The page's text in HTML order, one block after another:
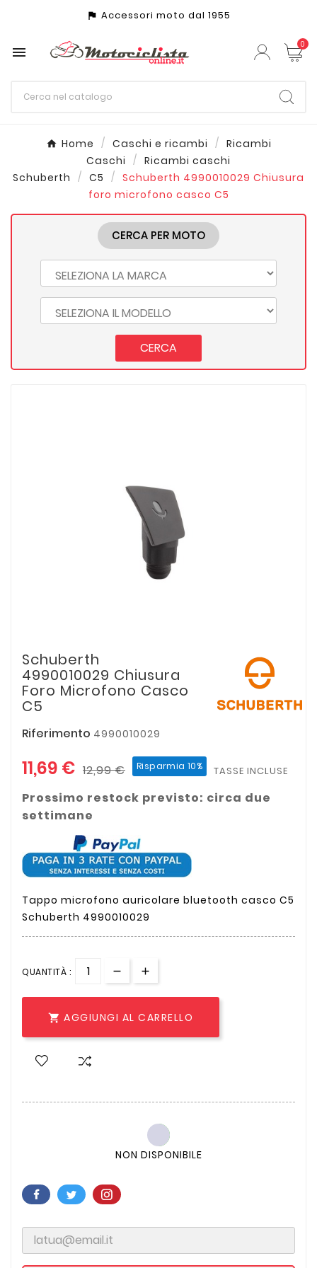
assistant_photo Accessori moto dal 1955
 0
Home Caschi e ricambi
Ricambi
Caschi
Ricambi caschi
Schuberth
C5
Schuberth 4990010029 Chiusura
foro microfono casco C5
CERCA PER MOTO
CERCA
Schuberth
4990010029 Chiusura
Foro Microfono Casco
C5
Riferimento 4990010029
11,69 € 12,99 € Risparmia 10% TASSE INCLUSE
Prossimo restock previsto: circa due
settimane
Tappo microfono auricolare bluetooth casco C5
Schuberth 4990010029
QUANTITÀ :
 AGGIUNGI AL CARRELLO
NON DISPONIBILE